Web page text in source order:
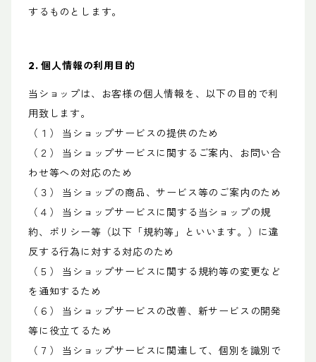
するものとします。
2. 個人情報の利用目的
当ショップは、お客様の個人情報を、以下の目的で利
用致します。
（１） 当ショップサービスの提供のため
（２） 当ショップサービスに関するご案内、お問い合
わせ等への対応のため
（３） 当ショップの商品、サービス等のご案内のため
（４） 当ショップサービスに関する当ショップの規
約、ポリシー等（以下「規約等」といいます。）に違
反する行為に対する対応のため
（５） 当ショップサービスに関する規約等の変更など
を通知するため
（６） 当ショップサービスの改善、新サービスの開発
等に役立てるため
（７） 当ショップサービスに関連して、個別を識別で